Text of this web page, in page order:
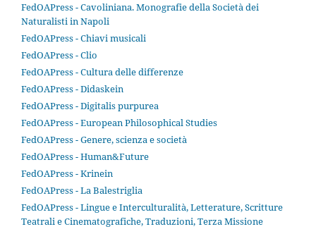
FedOAPress - Cavoliniana. Monografie della Società dei
Naturalisti in Napoli
FedOAPress - Chiavi musicali
FedOAPress - Clio
FedOAPress - Cultura delle differenze
FedOAPress - Didaskein
FedOAPress - Digitalis purpurea
FedOAPress - European Philosophical Studies
FedOAPress - Genere, scienza e società
FedOAPress - Human&Future
FedOAPress - Krinein
FedOAPress - La Balestriglia
FedOAPress - Lingue e Interculturalità, Letterature, Scritture
Teatrali e Cinematografiche, Traduzioni, Terza Missione